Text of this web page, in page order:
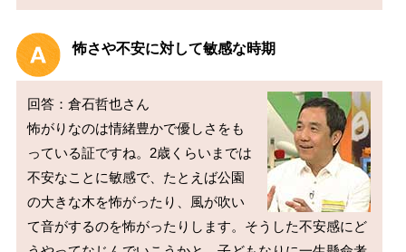
怖さや不安に対して敏感な時期
回答：倉石哲也さん
怖がりなのは情緒豊かで優しさをも
っている証ですね。2歳くらいまでは
不安なことに敏感で、たとえば公園
の大きな木を怖がったり、風が吹い
て音がするのを怖がったりします。そうした不安感にど